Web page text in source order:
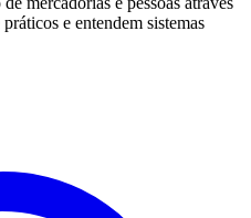
e entendem sistemas